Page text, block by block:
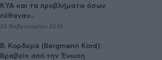
ΚΥΑ και τα προβλήματα όσων
πέθαναν...
25 Φεβρουαρίου 2026
Β. Κορδερά (Bergmann Kord):
Βραβείο από την Ένωση